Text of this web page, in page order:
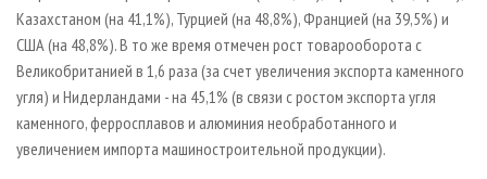
Казахстаном (на 41,1%), Турцией (на 48,8%), Францией (на 39,5%) и
США (на 48,8%). В то же время отмечен рост товарооборота с
Великобританией в 1,6 раза (за счет увеличения экспорта каменного
угля) и Нидерландами - на 45,1% (в связи с ростом экспорта угля
каменного, ферросплавов и алюминия необработанного и
увеличением импорта машиностроительной продукции).